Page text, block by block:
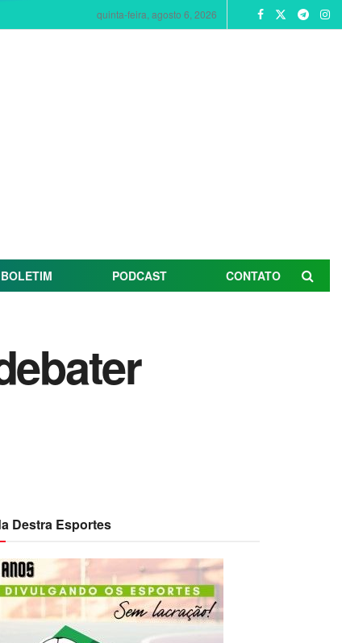
quinta-feira, agosto 6, 2026
BOLETIM PODCAST CONTATO
Destra Esportes